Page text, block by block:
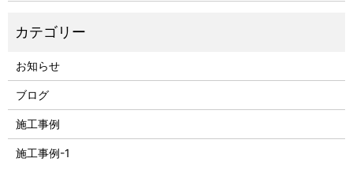
お知らせ
ブログ
施工事例
施工事例-1